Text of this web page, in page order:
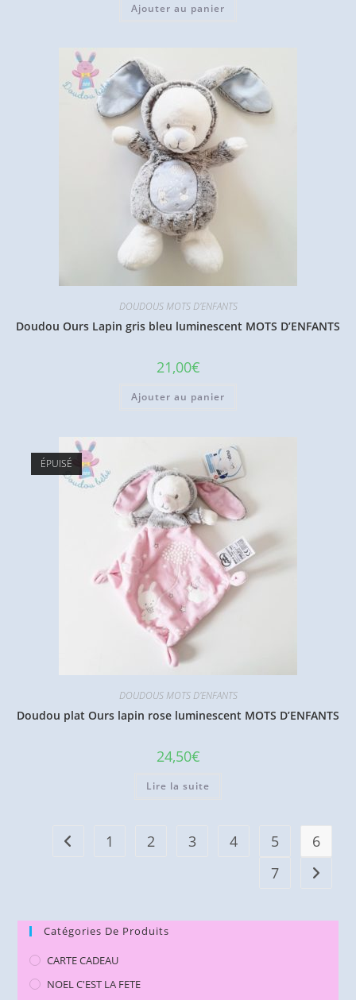
Ajouter au panier
DOUDOUS MOTS D'ENFANTS
Doudou Ours Lapin gris bleu luminescent MOTS D’ENFANTS
21,00€
Ajouter au panier
ÉPUISÉ
DOUDOUS MOTS D'ENFANTS
Doudou plat Ours lapin rose luminescent MOTS D’ENFANTS
24,50€
Lire la suite
1 2 3 4 5
6
7
Catégories De Produits
CARTE CADEAU
NOEL C'EST LA FETE